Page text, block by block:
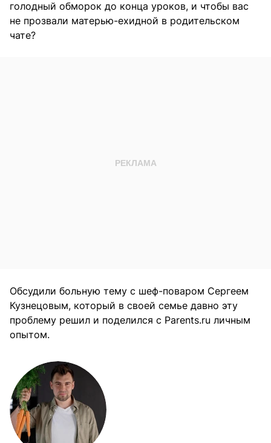
голодный обморок до конца уроков, и чтобы вас
не прозвали матерью-ехидной в родительском
чате?
Обсудили больную тему с шеф-поваром Сергеем
Кузнецовым, который в своей семье давно эту
проблему решил и поделился с Parents.ru личным
опытом.